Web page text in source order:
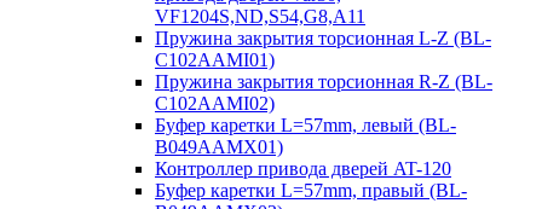
VF1204S,ND,S54,G8,A11
Пружина закрытия торсионная L-Z (BL-
C102AAMI01)
Пружина закрытия торсионная R-Z (BL-
C102AAMI02)
Буфер каретки L=57mm, левый (BL-
B049AAMX01)
Контроллер привода дверей AT-120
Буфер каретки L=57mm, правый (BL-